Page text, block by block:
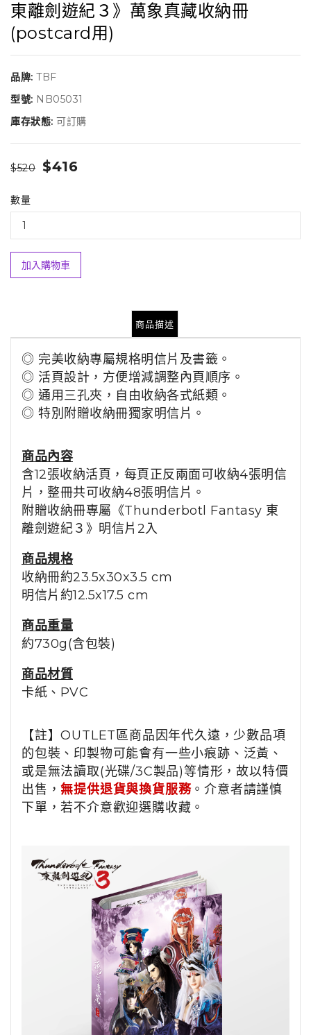
東離劍遊紀３》萬象真藏收納冊
(postcard用)
品牌: TBF
型號: NB05031
庫存狀態: 可訂購
$520 $416
數量
加入購物車
商品描述
◎ 完美收納專屬規格明信片及書籤 。
◎ 活頁設計，方便增減調整內頁順序。
◎ 通用三孔夾，自由收納各式紙類。
◎ 特別附贈收納冊獨家明信片。
商品內容
含12張收納活頁，每頁正反兩面可收納4張明信
片，整冊共可收納48張明信片。
附贈收納冊專屬 《Thunderbotl Fantasy 東
離劍遊紀３》明信片2入
商品規格
收納冊約23.5x30x3.5 cm
明信片約12.5x17.5 cm
商品重量
約730g(含包裝)
商品材質
卡紙、PVC
【註】OUTLET區商品因年代久遠，少數品項
的包裝、印製物可能會有一些小痕跡、泛黃、
或是無法讀取(光碟/3C製品)等情形，故以特價
出售，無提供退貨與換貨服務。介意者請謹慎
下單，若不介意歡迎選購收藏。